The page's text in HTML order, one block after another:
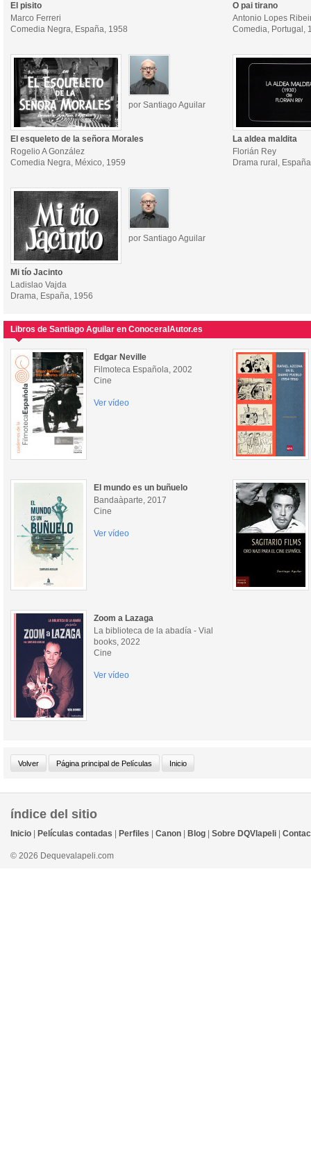
El pisito
Marco Ferreri
Comedia Negra, España, 1958
O pai tirano
Antonio Lopes
Comedia, Portugal,
por Santiago Aguilar
El esqueleto de la señora Morales
Rogelio A González
Comedia Negra, México, 1959
La aldea maldita
Florián Rey
Drama rural,
por Santiago Aguilar
Mi tío Jacinto
Ladislao Vajda
Drama, España, 1956
Libros de Santiago Aguilar en ConoceralAutor.es
Edgar Neville
Filmoteca Española, 2002
Cine
Ver vídeo
El mundo es un buñuelo
Bandaàparte, 2017
Cine
Ver vídeo
Zoom a Lazaga
La biblioteca de la abadía - Vial
books, 2022
Cine
Ver vídeo
índice del sitio
Inicio Películas contadas Perfiles Canon Blog Sobre DQVlapeli
© 2026 Dequevalapeli.com